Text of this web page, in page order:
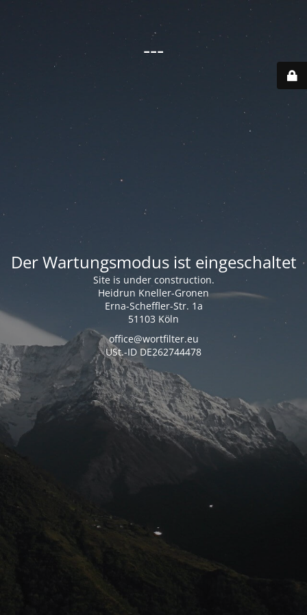
---
Der Wartungsmodus ist eingeschaltet
Site is under construction.
Heidrun Kneller-Gronen
Erna-Scheffler-Str. 1a
51103 Köln
office@wortfilter.eu
USt.-ID DE262744478